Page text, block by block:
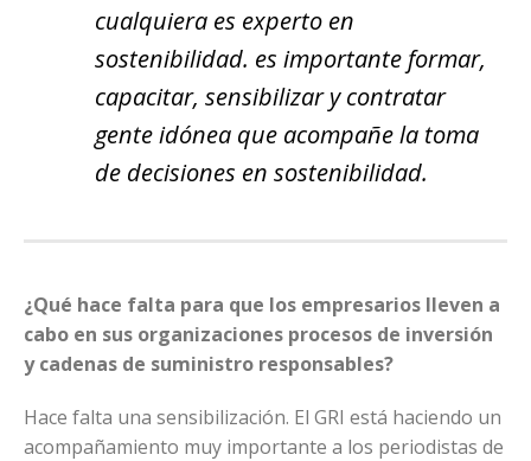
cualquiera es experto en
sostenibilidad. es importante formar,
capacitar, sensibilizar y contratar
gente idónea que acompañe la toma
de decisiones en sostenibilidad.
¿Qué hace falta para que los empresarios lleven a
cabo en sus organizaciones procesos de inversión
y cadenas de suministro responsables?
Hace falta una sensibilización. El GRI está haciendo un
acompañamiento muy importante a los periodistas de